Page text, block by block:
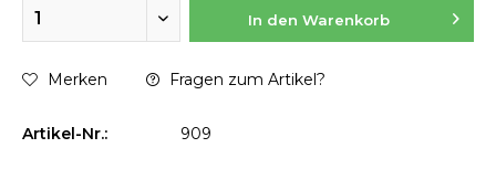
In den Warenkorb
Merken Fragen zum Artikel?
Artikel-Nr.: 909